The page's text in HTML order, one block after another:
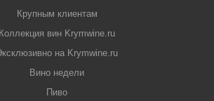
Крупным клиентам
Коллекция вин Krymwine.ru
на Krymwine.ru
Вино недели
Пиво